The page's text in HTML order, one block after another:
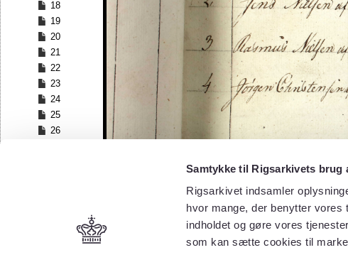
Samtykke til Rigsarkivets brug
Rigsarkivet indsamler
hvor mange, der benytter
indholdet og gøre vores
som kan sætte cookies til
18
19
20
21
22
23
24
25
26